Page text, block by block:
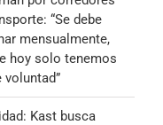
“Se debe
mensualmente,
hoy solo tenemos
Kast busca